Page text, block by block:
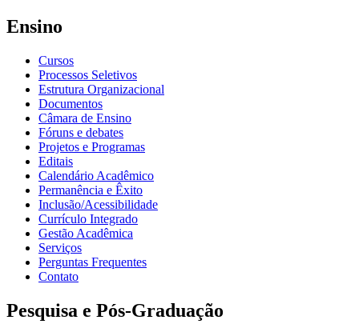
Ensino
Cursos
Processos Seletivos
Estrutura Organizacional
Documentos
Câmara de Ensino
Fóruns e debates
Projetos e Programas
Editais
Calendário Acadêmico
Permanência e Êxito
Inclusão/Acessibilidade
Currículo Integrado
Gestão Acadêmica
Serviços
Perguntas Frequentes
Contato
Pesquisa e Pós-Graduação